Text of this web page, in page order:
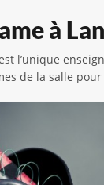
à
l’unique
de la salle